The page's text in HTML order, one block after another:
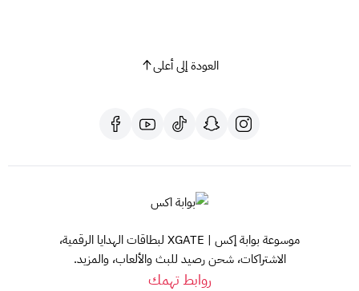
العودة إلى أعلى
موسوعة بوابة إكس | XGATE لبطاقات الهدايا الرقمية،
الاشتراكات، شحن رصيد للبث والألعاب، والمزيد.
روابط تهمك